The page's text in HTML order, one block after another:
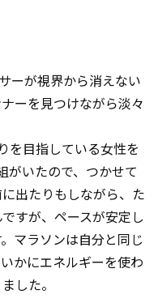
ーが視界から消えない
ーを見つけながら淡々
を目指している女性を
がいたので、つかせて
出たりもしながら、た
すが、ペースが安定し
マラソンは自分と同じ
かにエネルギーを使わ
した。